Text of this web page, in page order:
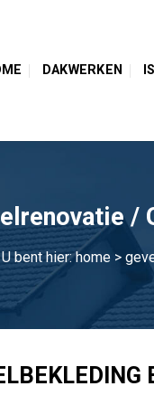
DAKWERKEN
/
U bent hier:home>